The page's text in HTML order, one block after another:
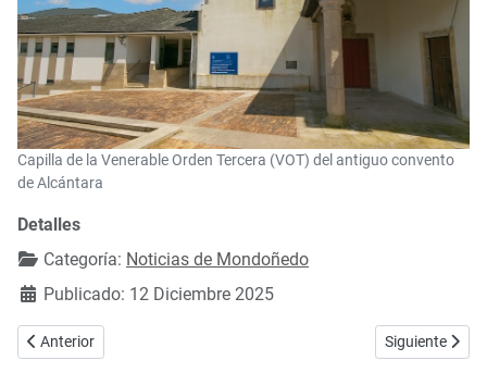
Capilla de la Venerable Orden Tercera (VOT) del antiguo convento
de Alcántara
Detalles
Categoría: Noticias de Mondoñedo
Publicado: 12 Diciembre 2025
Artículo anterior: Mondoñedo celebra un Concierto de Campanas el
Anterior Artículo
Siguiente